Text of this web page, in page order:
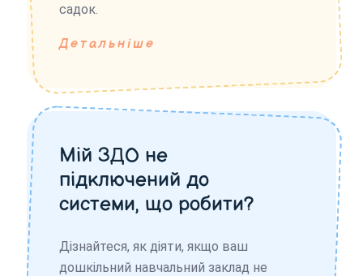
садок.
Детальніше
Мій ЗДО не
підключений до
системи, що робити?
Дізнайтеся, як діяти, якщо ваш
дошкільний навчальний заклад не